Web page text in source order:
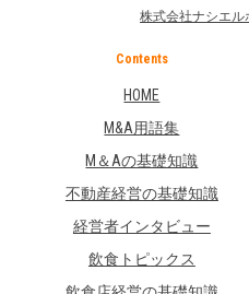
株式会社ナシエル
Contents
HOME
M&A用語集
M＆Aの基礎知識
不動産経営の基礎知識
経営者インタビュー
飲食トピックス